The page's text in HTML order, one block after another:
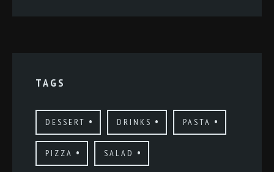
TAGS
DESSERT DRINKS PASTA
PIZZA SALAD